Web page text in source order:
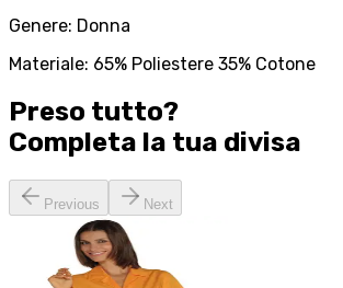
Genere: Donna
Materiale: 65% Poliestere 35% Cotone
Preso tutto?
Completa la tua divisa
Previous Next